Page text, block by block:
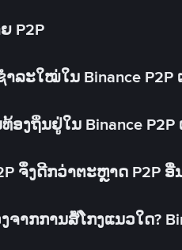
P2P
ລະໃໝ່ໃນ Binance P2P
ອງຖິ່ນຢູ່ໃນ Binance P2P
ຈຶ່ງດີກວ່າຕະຫຼາດ P2P ອື່
າກການສໍ້ໂກງແນວໃດ?